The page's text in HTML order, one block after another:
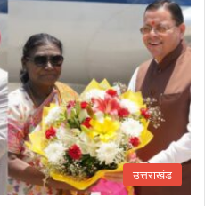
उत्तराखंड